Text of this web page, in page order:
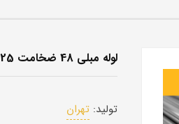
لوله مبلی 48 ضخامت 1/25 میل
تولید: تهران